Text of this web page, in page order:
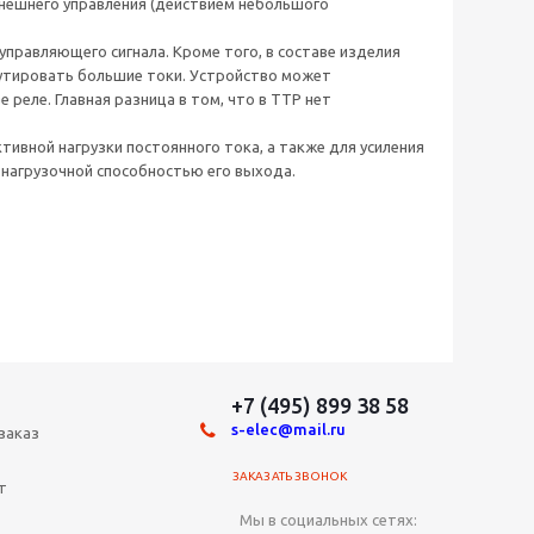
управления (действием небольшого
сигнала. Кроме того, в составе изделия
большие токи. Устройство может
реле. Главная разница в том, что в ТТР нет
нагрузки постоянного тока, а также для усиления
способностью его выхода.
+7 (495) 899 38 58
s-elec@mail.ru
ЗАКАЗАТЬ ЗВОНОК
Мы в социальных сетях: